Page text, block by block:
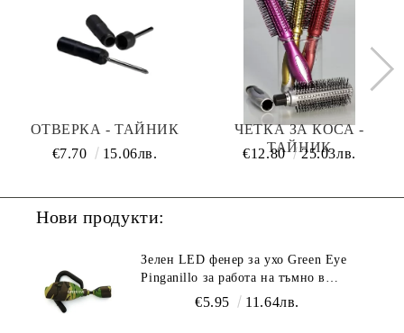
ОТВЕРКА - ТАЙНИК
€7.70
15.06лв.
ЧЕТКА ЗА КОСА -
ТАЙНИК
€12.80 25.03лв.
Нови продукти:
Зелен LED фенер за ухо Green Eye
Pinganillo за работа на тъмно в
€5.95 11.64лв.